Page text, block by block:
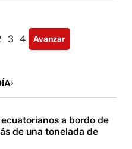
3 4 Avanzar
a bordo de
de una tonelada de